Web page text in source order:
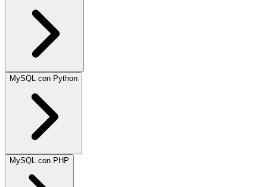
MySQL con Python
MySQL con PHP